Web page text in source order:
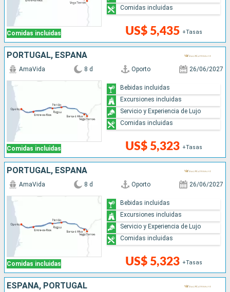
Comidas incluidas US$ 5,435 +Tasas
Comidas incluidas
PORTUGAL, ESPAÑA
Comidas incluidas
AmaVida 8 d Oporto 26/06/2027
US$ 5,323 +Tasas
Bebidas incluidas
Excursiones incluidas
Servicio y Experiencia de Lujo
Comidas incluidas
PORTUGAL, ESPAÑA
Comidas incluidas
AmaVida 8 d Oporto 26/06/2027
US$ 5,323 +Tasas
Bebidas incluidas
Excursiones incluidas
Servicio y Experiencia de Lujo
Comidas incluidas
ESPAÑA, PORTUGAL